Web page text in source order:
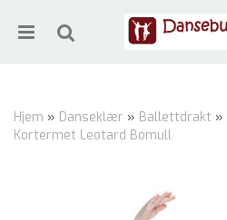
Hjem » Danseklær » Ballettdrakt »
Kortermet Leotard Bomull